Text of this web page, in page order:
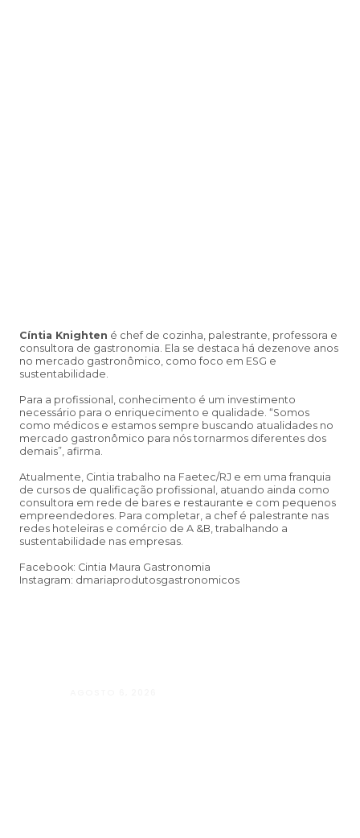
Cíntia Knighten é chef de cozinha, palestrante, professora e
consultora de gastronomia. Ela se destaca há dezenove anos
no mercado gastronômico, como foco em ESG e
sustentabilidade.
Para a profissional, conhecimento é um investimento
necessário para o enriquecimento e qualidade. “Somos
como médicos e estamos sempre buscando atualidades no
mercado gastronômico para nós tornarmos diferentes dos
demais”, afirma.
Atualmente, Cintia trabalho na Faetec/RJ e em uma franquia
de cursos de qualificação profissional, atuando ainda como
consultora em rede de bares e restaurante e com pequenos
empreendedores. Para completar, a chef é palestrante nas
redes hoteleiras e comércio de A &B, trabalhando a
sustentabilidade nas empresas.
Facebook: Cintia Maura Gastronomia
Instagram: dmariaprodutosgastronomicos